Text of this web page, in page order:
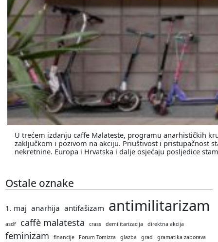
U trećem izdanju caffe Malateste, programu anarhističkih
zaključkom i pozivom na akciju. Priuštivost i pristupačnost
nekretnine. Europa i Hrvatska i dalje osjećaju posljedice
Ostale oznake
1. maj anarhija antifašizam antimilitarizam
asdf caffè malatesta crass demilitarizacija direktna akcija
feminizam financije Forum Tomizza glazba grad gramatika zaborava